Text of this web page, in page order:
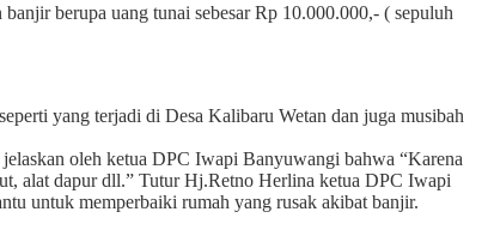
berupa uang tunai sebesar Rp 10.000.000,- ( sepuluh
yang terjadi di Desa Kalibaru Wetan dan juga musibah
oleh ketua DPC Iwapi Banyuwangi bahwa “Karena
alat dapur dll.” Tutur Hj.Retno Herlina ketua DPC Iwapi
untuk memperbaiki rumah yang rusak akibat banjir.